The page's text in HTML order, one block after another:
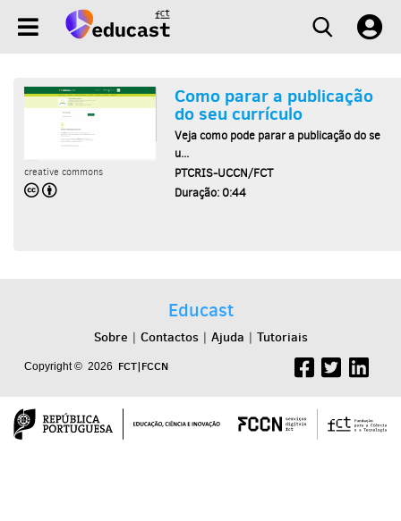
creative commons
Como parar a publicação
do seu currículo
Veja como pode parar a publicação do se
u...
PTCRIS-UCCN/FCT
Duração: 0:44
Educast
Sobre | Contactos| Ajuda | Tutoriais
Copyright © 2026 FCT|FCCN